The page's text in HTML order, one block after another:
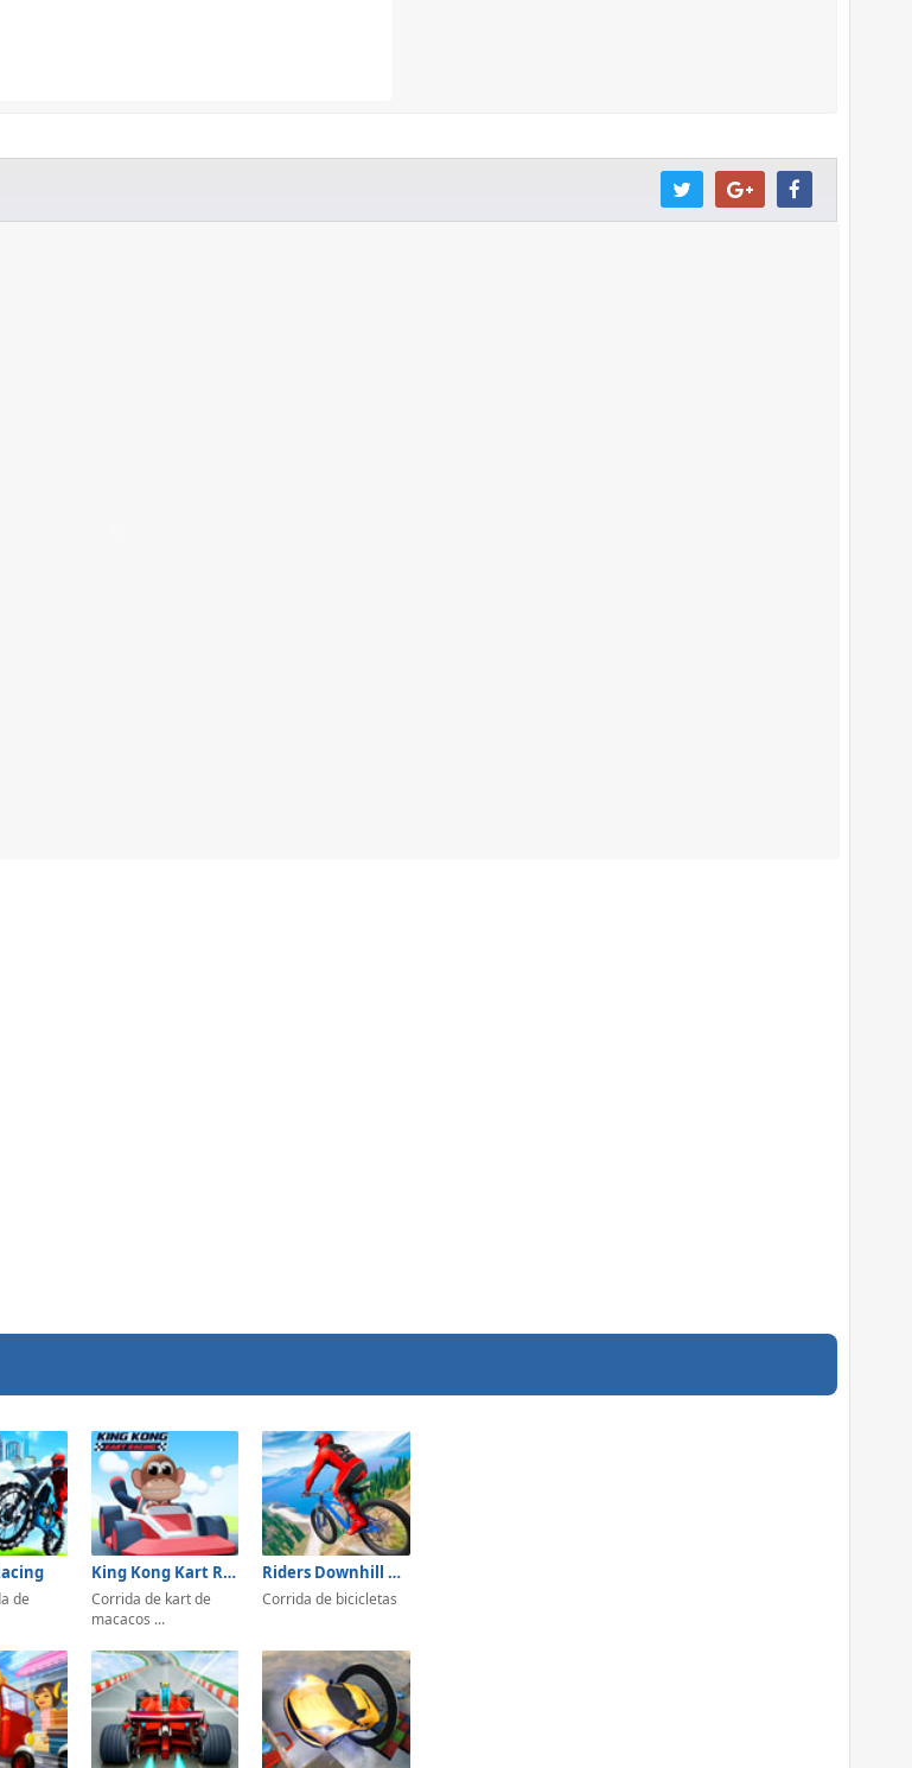
de
King Kong Kart Racing
Corrida de kart de
macacos ...
Riders Downhill Racing
Corrida de bicicletas